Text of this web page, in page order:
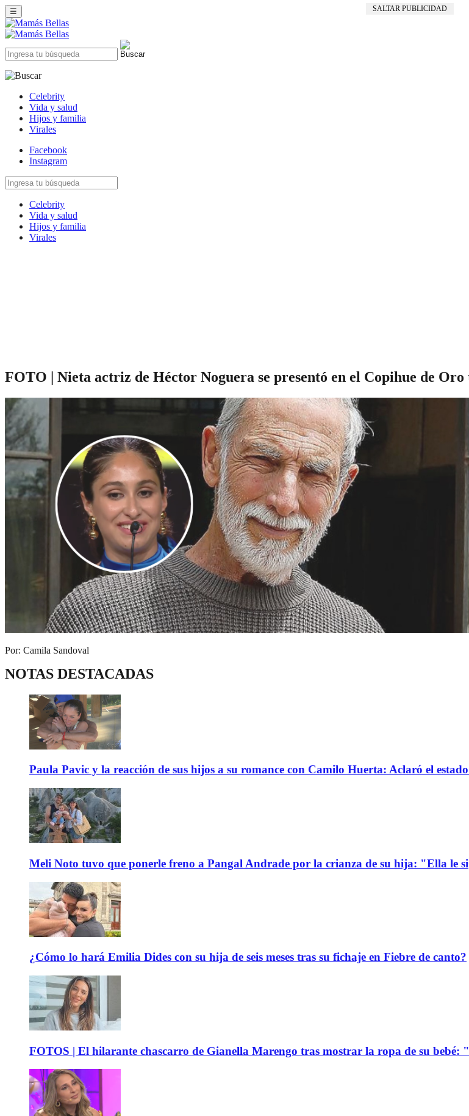
SALTAR PUBLICIDAD
☰
Celebrity
Vida y salud
Hijos y familia
Virales
Facebook
Instagram
Celebrity
Vida y salud
Hijos y familia
Virales
FOTO | Nieta actriz de Héctor Noguera se presentó en el Copihue de
Por: Camila Sandoval
NOTAS DESTACADAS
Paula Pavic y la reacción de sus hijos a su romance con Camilo Huerta: Aclaró el
Meli Noto tuvo que ponerle freno a Pangal Andrade por la crianza de su hija: "Ella le
¿Cómo lo hará Emilia Dides con su hija de seis meses tras su fichaje en Fiebre de canto?
FOTOS | El hilarante chascarro de Gianella Marengo tras mostrar la ropa de su bebé: